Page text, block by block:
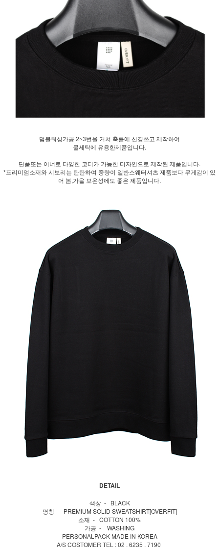
덤블워싱가공 2~3번을 거쳐 축률에 신경쓰고 제작하여
물세탁에 유용한제품입니다.
단품또는 이너로 다양한 코디가 가능한 디자인으로 제작된 제품입니다.
*프리미엄소재와 시보리는 탄탄하여 중량이 일반스웨터셔츠 제품보다 무게감이 있
어 봄,가을 보온성에도 좋은 제품입니다.
DETAIL
색상 - BLACK
명칭 - PREMIUM SOLID SWEATSHIRT[OVERFIT]
소재 - COTTON 100%
가공 - WASHING
PERSONALPACK MADE IN KOREA
A/S COSTOMER TEL : 02 . 6235 . 7190